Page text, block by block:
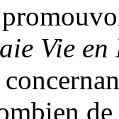
Vie en